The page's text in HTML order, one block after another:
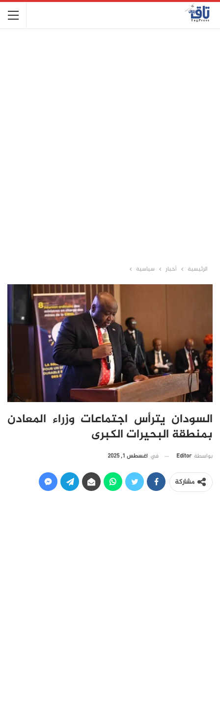
الرئيسية أخبار سياسية
السودان يترأس اجتماعات وزراء المعادن
بمنطقة البحيرات الكبرى
بواسطة Editor في أغسطس 1, 2025
مشاركة